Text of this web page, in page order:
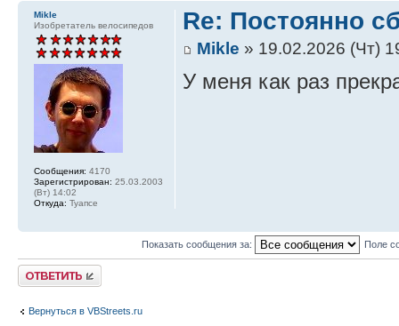
Mikle
Изобретатель велосипедов
Сообщения: 4170
Зарегистрирован: 25.03.2003
(Вт) 14:02
Откуда: Туапсе
Re: Постоянно
Mikle » 19.02.2026 (Чт)
У меня как раз
Показать сообщения за: Поле
Ответить
Вернуться в VBStreets.ru